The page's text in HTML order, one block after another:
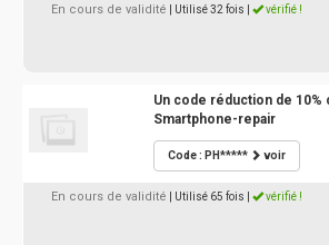
En cours de validité | Utilisé 32 fois vérifié !
Un code réduction de 10%
Smartphone-repair
Code : PH***** voir
En cours de validité | Utilisé 65 fois vérifié !